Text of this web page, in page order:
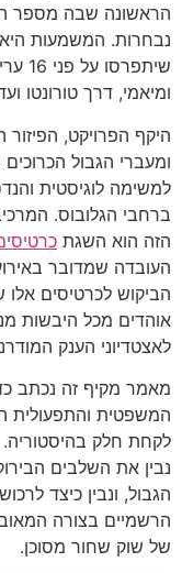
ומיאמי, דרך טורונטו
היקף הפרויקט, הפיזור
ומעברי הגבול
למשימה לוגיסטית
ברחבי הגלובוס.
הזה הוא השגת
העובדה שמדובר
הביקוש לכרטיסים אלו
אוהדים מכל היבשות
לאצטדיוני הענק
מאמר מקיף זה נכתב
המשפטית והתפעולית
לקחת חלק
נבין את השלבים
הרשמיים בצורה
של שוק שחור מסוכן.